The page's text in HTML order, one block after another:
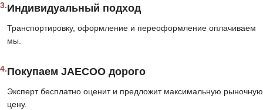
3.Индивидуальный подход
Транспортировку, оформление и переоформление оплачиваем
мы.
4.Покупаем JAECOO дорого
Эксперт бесплатно оценит и предложит максимальную рыночную
цену.